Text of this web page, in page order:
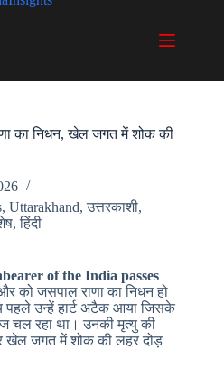
का निधन, खेल जगत में शोक की
, Uttarakhand,उत्तरकाशी,
,हिंदी
of the India passes
को जसपाल राणा का निधन हो
पहले उन्हें हार्ट अटैक आया जिसके
चल रहा था। उनकी मृत्यु की
खेल जगत में शोक की लहर दोड़